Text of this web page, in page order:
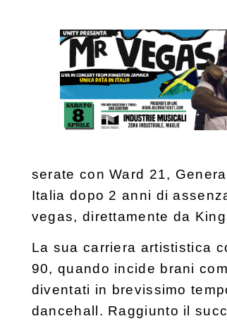
serate con Ward 21,
Italia dopo 2 anni di
vegas, direttamente da
La sua carriera artististica
90, quando incide brani
diventati in brevissimo
dancehall. Raggiunto il